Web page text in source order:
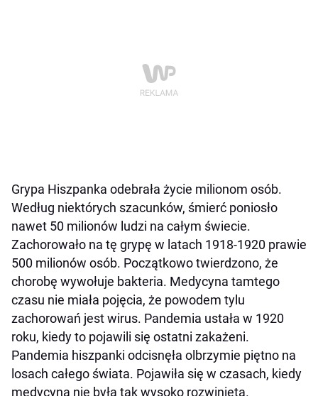
Grypa Hiszpanka odebrała życie milionom osób.
Według niektórych szacunków, śmierć poniosło
nawet 50 milionów ludzi na całym świecie.
Zachorowało na tę grypę w latach 1918-1920 prawie
500 milionów osób. Początkowo twierdzono, że
chorobę wywołuje bakteria. Medycyna tamtego
czasu nie miała pojęcia, że powodem tylu
zachorowań jest wirus. Pandemia ustała w 1920
roku, kiedy to pojawili się ostatni zakażeni.
Pandemia hiszpanki odcisnęła olbrzymie piętno na
losach całego świata. Pojawiła się w czasach, kiedy
medycyna nie była tak wysoko rozwinięta.